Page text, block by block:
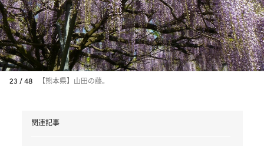
23 / 48 【熊本県】山田の藤。
関連記事